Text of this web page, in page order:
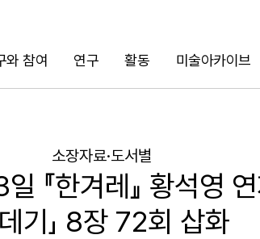
와 참여 연구 활동 미술아카이브
소장자료·도서별
『한겨레』 황석영 연
기」 8장 72회 삽화